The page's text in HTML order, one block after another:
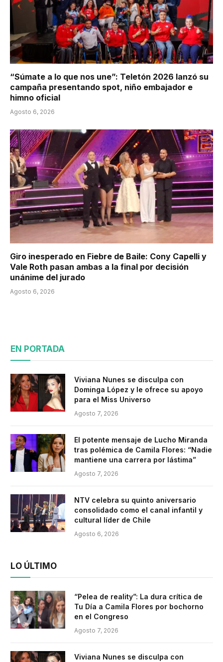
“Súmate a lo que nos une”: Teletón 2026 lanzó su
campaña presentando spot, niño embajador e
himno oficial
Agosto 6, 2026
Giro inesperado en Fiebre de Baile: Cony Capelli y
Vale Roth pasan ambas a la final por decisión
unánime del jurado
Agosto 6, 2026
EN PORTADA
Viviana Nunes se disculpa con
Dominga López y le ofrece su apoyo
para el Miss Universo
Agosto 7, 2026
El potente mensaje de Lucho Miranda
tras polémica de Camila Flores: “Nadie
mantiene una carrera por lástima”
Agosto 7, 2026
NTV celebra su quinto aniversario
consolidado como el canal infantil y
cultural líder de Chile
Agosto 6, 2026
LO ÚLTIMO
“Pelea de reality”: La dura crítica de
Tu Día a Camila Flores por bochorno
en el Congreso
Agosto 7, 2026
Viviana Nunes se disculpa con